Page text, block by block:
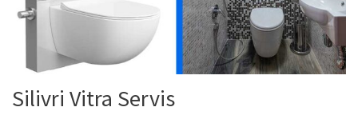
Silivri Vitra Servis